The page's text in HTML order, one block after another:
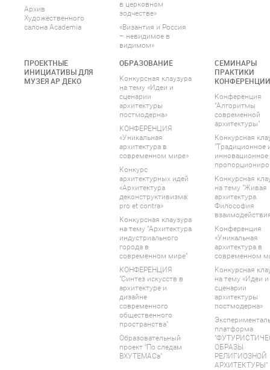
Архив
Художественного
салона Academia
в церковном
зодчестве»
«Византия и Россия
– невидимое в
видимом»
ПРОЕКТНЫЕ
ИНИЦИАТИВЫ ДЛЯ
МУЗЕЯ АР ДЕКО
ОБРАЗОВАНИЕ
Конкурсная клаузура
на тему «Идеи и
сценарии
архитектуры
постмодерна»
КОНФЕРЕНЦИЯ
«Уникальная
архитектура в
современном мире»
Конкурс
архитектурных идей
«Архитектура
деконструктивизма:
pro et contra»
Конкурсная клаузура
на тему "Архитектура
индустриального
города в
современном мире"
КОНФЕРЕНЦИЯ
"Синтез искусств в
архитектуре и
дизайне
современного
общественного
пространства"
Образовательный
проект "По следам
ВХУТЕМАСа"
СЕМИНАРЫ
ПРАКТИКИ
КОНФЕРЕНЦИИ
Конференция
"Алгоритмы
современной
архитектуры"
Конкурсная
"Традиционное
инновационное
Конкурсная
на тему "Живая
архитектура.
Философия
Конференция
«Уникальная
архитектура в
современном
Конкурсная
на тему «Идеи и
сценарии
архитектуры
постмодерна»
платформа
ОБРАЗЫ
РЕЛИГИОЗНОЙ
АРХИТЕКТУРЫ"